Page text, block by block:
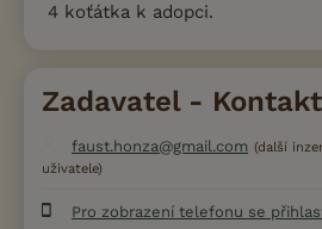
4 koťátka k adopci.
Zadavatel - Kontakt
faust.honza@gmail.com (další
uživatele)
Pro zobrazení telefonu se